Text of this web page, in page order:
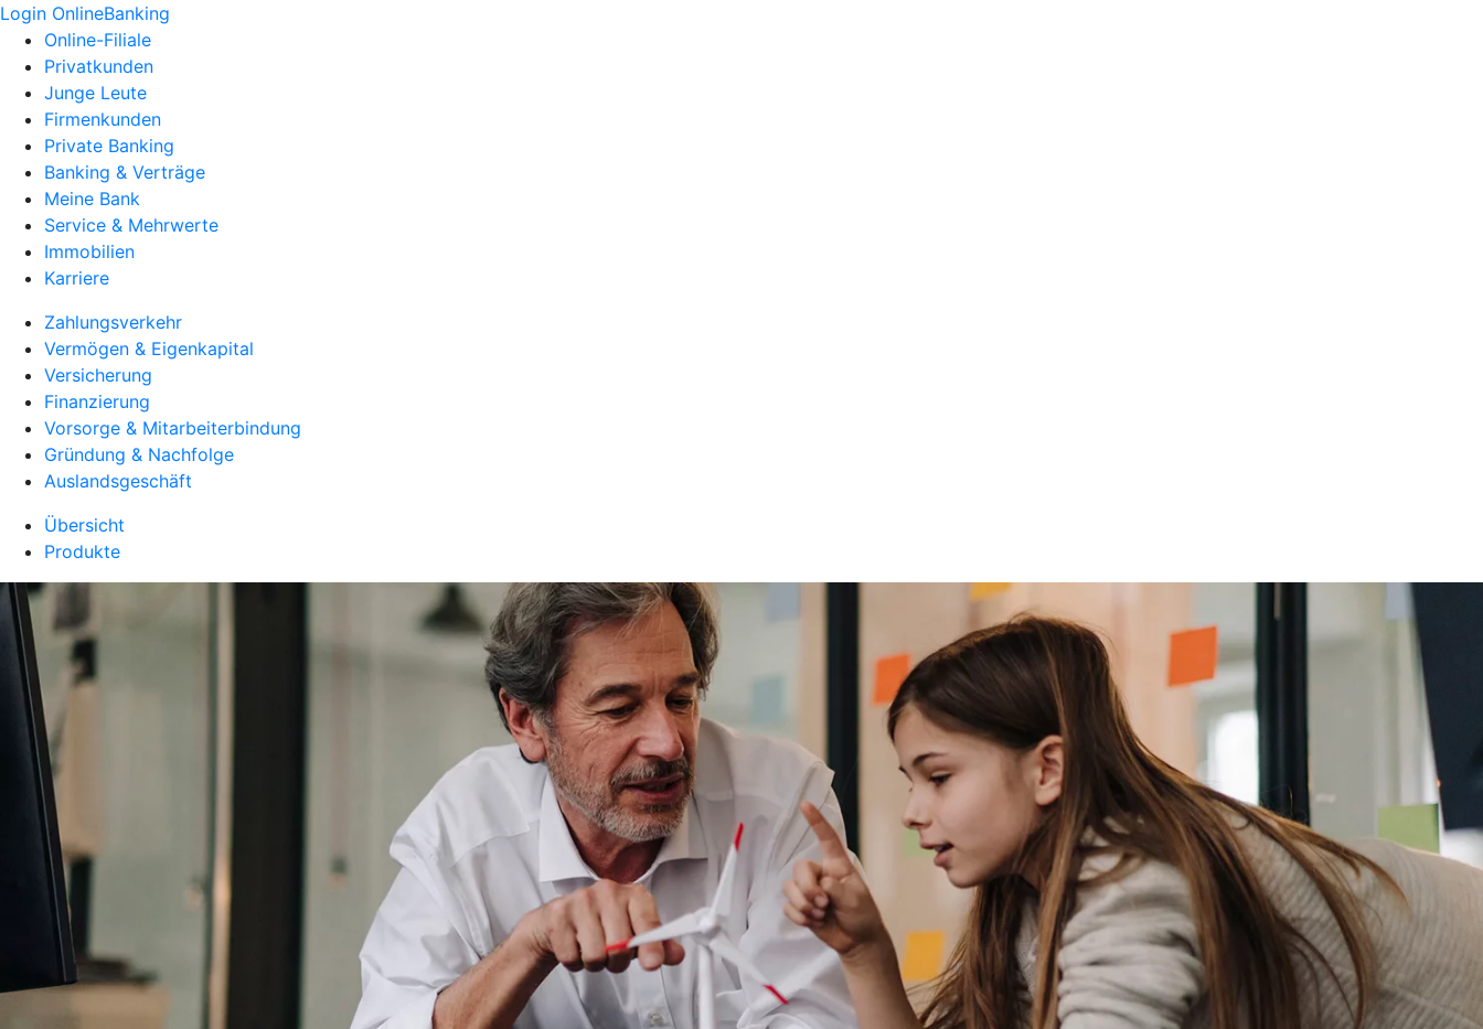
Login OnlineBanking
Online-Filiale
Privatkunden
Junge Leute
Firmenkunden
Private Banking
Banking & Verträge
Meine Bank
Service & Mehrwerte
Immobilien
Karriere
Zahlungsverkehr
Vermögen & Eigenkapital
Versicherung
Finanzierung
Vorsorge & Mitarbeiterbindung
Gründung & Nachfolge
Auslandsgeschäft
Übersicht
Produkte